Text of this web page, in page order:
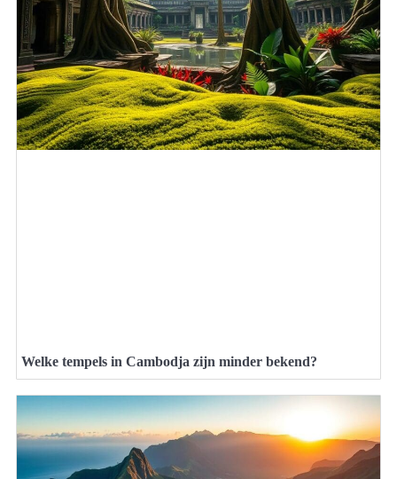
Welke tempels in Cambodja zijn minder bekend?